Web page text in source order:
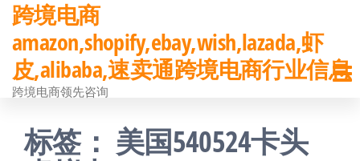
前
往
内
跨境电商
amazon,shopify,ebay,wish,lazada,虾
皮,alibaba,速卖通跨境电商行业信息
跨境电商领先咨询
标签： 美国540524卡头